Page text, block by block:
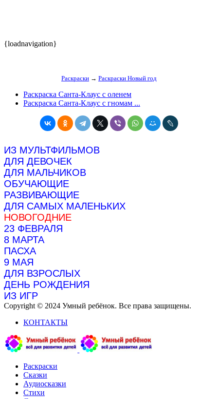
{loadnavigation}
Раскраски → Раскраски Новый год
Раскраска Санта-Клаус с оленем
Раскраска Санта-Клаус с гномам ...
ИЗ МУЛЬТФИЛЬМОВ
ДЛЯ ДЕВОЧЕК
ДЛЯ МАЛЬЧИКОВ
ОБУЧАЮЩИЕ
РАЗВИВАЮЩИЕ
ДЛЯ САМЫХ МАЛЕНЬКИХ
НОВОГОДНИЕ
23 ФЕВРАЛЯ
8 МАРТА
ПАСХА
9 МАЯ
ДЛЯ ВЗРОСЛЫХ
ДЕНЬ РОЖДЕНИЯ
ИЗ ИГР
Copyright © 2024 Умный ребёнок. Все права защищены.
КОНТАКТЫ
Раскраски
Сказки
Аудиосказки
Стихи